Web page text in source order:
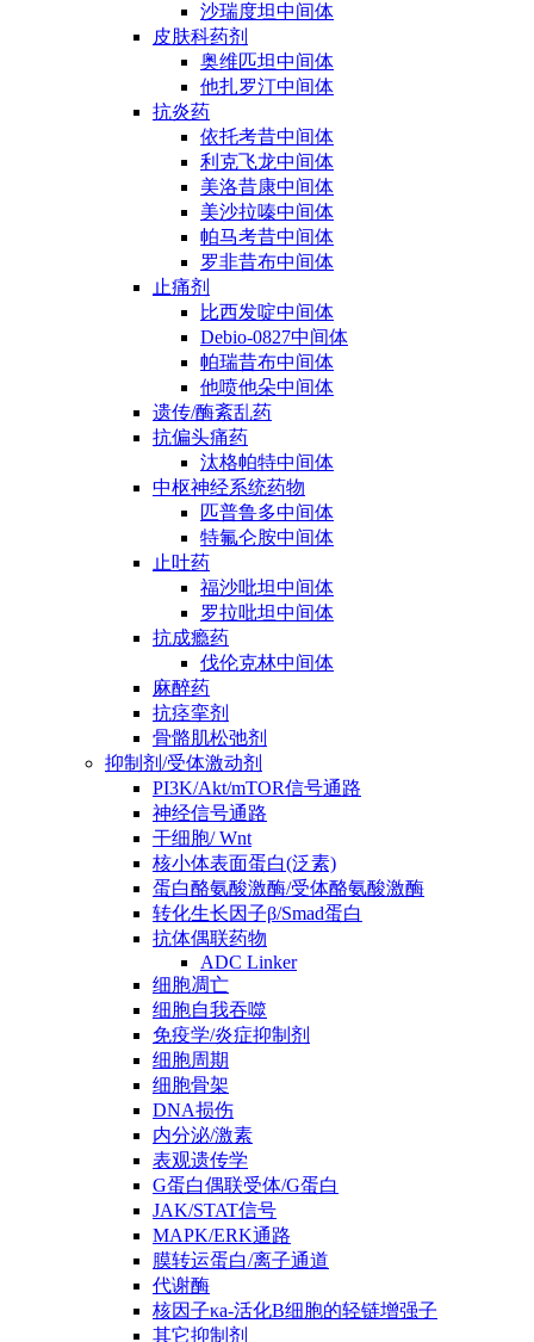
沙瑞度坦中间体
皮肤科药剂
奥维匹坦中间体
他扎罗汀中间体
抗炎药
依托考昔中间体
利克飞龙中间体
美洛昔康中间体
美沙拉嗪中间体
帕马考昔中间体
罗非昔布中间体
止痛剂
比西发啶中间体
Debio-0827中间体
帕瑞昔布中间体
他喷他朵中间体
遗传/酶紊乱药
抗偏头痛药
汰格帕特中间体
中枢神经系统药物
匹普鲁多中间体
特氟仑胺中间体
止吐药
福沙吡坦中间体
罗拉吡坦中间体
抗成瘾药
伐伦克林中间体
麻醉药
抗痉挛剂
骨骼肌松弛剂
抑制剂/受体激动剂
PI3K/Akt/mTOR信号通路
神经信号通路
干细胞/ Wnt
核小体表面蛋白(泛素)
蛋白酪氨酸激酶/受体酪氨酸激酶
转化生长因子β/Smad蛋白
抗体偶联药物
ADC Linker
细胞凋亡
细胞自我吞噬
免疫学/炎症抑制剂
细胞周期
细胞骨架
DNA损伤
内分泌/激素
表观遗传学
G蛋白偶联受体/G蛋白
JAK/STAT信号
MAPK/ERK通路
膜转运蛋白/离子通道
代谢酶
核因子κa-活化B细胞的轻链增强子
其它抑制剂